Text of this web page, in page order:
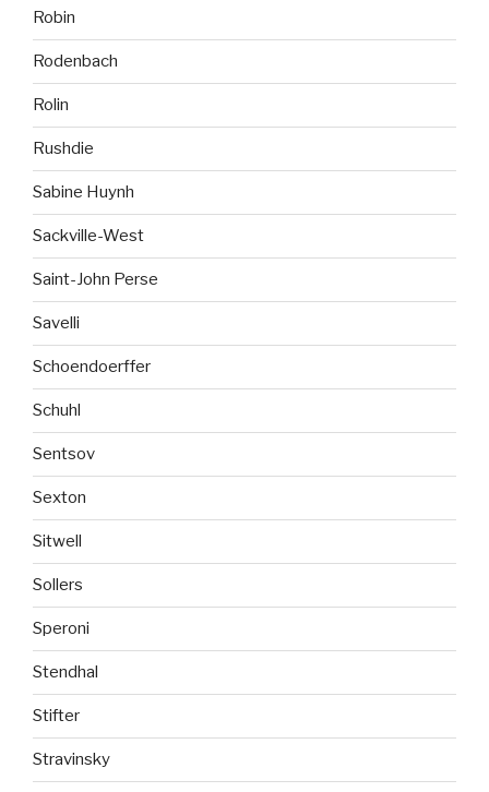
Robin
Rodenbach
Rolin
Rushdie
Sabine Huynh
Sackville-West
Saint-John Perse
Savelli
Schoendoerffer
Schuhl
Sentsov
Sexton
Sitwell
Sollers
Speroni
Stendhal
Stifter
Stravinsky